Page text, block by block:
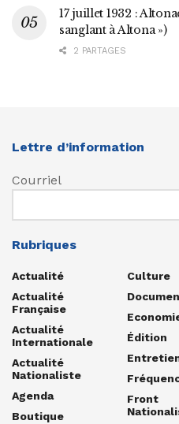
17 juillet 1932 :
sanglant à Altona »)
2 PARTAGES
Lettre d’information
Courriel
Rubriques
Actualité
Actualité
Française
Actualité
Internationale
Actualité
Nationaliste
Agenda
Boutique
Culture
Édition
Front